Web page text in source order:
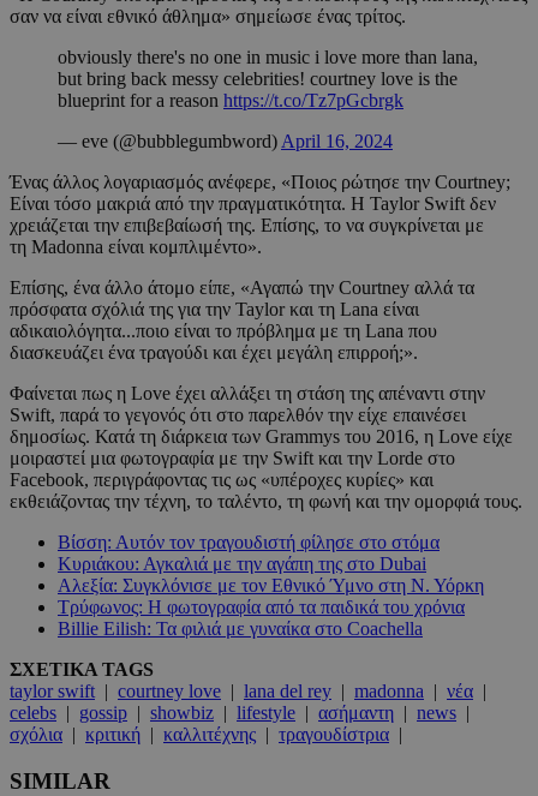
σαν να είναι εθνικό άθλημα» σημείωσε ένας τρίτος.
obviously there's no one in music i love more than lana,
but bring back messy celebrities! courtney love is the
blueprint for a reason https://t.co/Tz7pGcbrgk
— eve (@bubblegumbword)April 16, 2024
Ένας άλλος λογαριασμός ανέφερε, «Ποιος ρώτησε την Courtney;
Είναι τόσο μακριά από την πραγματικότητα. Η Taylor Swift δεν
χρειάζεται την επιβεβαίωσή της. Επίσης, το να συγκρίνεται με
τη Madonna είναι κομπλιμέντο».
Επίσης, ένα άλλο άτομο είπε, «Αγαπώ την Courtney αλλά τα
πρόσφατα σχόλιά της για την Taylor και τη Lana είναι
αδικαιολόγητα...ποιο είναι το πρόβλημα με τη Lana που
διασκευάζει ένα τραγούδι και έχει μεγάλη επιρροή;».
Φαίνεται πως η Love έχει αλλάξει τη στάση της απέναντι στην
Swift, παρά το γεγονός ότι στο παρελθόν την είχε επαινέσει
δημοσίως. Κατά τη διάρκεια των Grammys του 2016, η Love είχε
μοιραστεί μια φωτογραφία με την Swift και την Lorde στο
Facebook, περιγράφοντας τις ως «υπέροχες κυρίες» και
εκθειάζοντας την τέχνη, το ταλέντο, τη φωνή και την ομορφιά τους.
Βίσση: Αυτόν τον τραγουδιστή φίλησε στο στόμα
Κυριάκου: Αγκαλιά με την αγάπη της στο Dubai
Αλεξία: Συγκλόνισε με τον Εθνικό Ύμνο στη Ν. Υόρκη
Τρύφωνος: Η φωτογραφία από τα παιδικά του χρόνια
Billie Eilish: Τα φιλιά με γυναίκα στο Coachella
ΣΧΕΤΙΚΑ TAGS
taylor swift| courtney love | lana del rey | madonna | νέα |
celebs | gossip | showbiz | lifestyle | ασήμαντη | news |
σχόλια | κριτική | καλλιτέχνης | τραγουδίστρια |
SIMILAR